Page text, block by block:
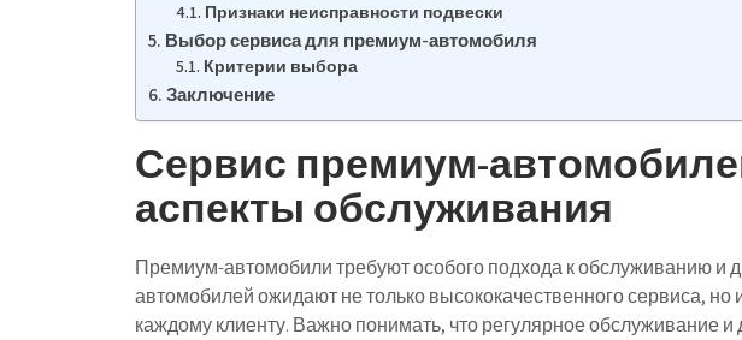
Признаки неисправности подвески
Выбор сервиса для премиум-автомобиля
Критерии выбора
Заключение
Сервис премиум-
аспекты обслуживания
Премиум-автомобили требуют особого подхода к обслуживанию и
автомобилей ожидают не только высококачественного сервиса, но
каждому клиенту. Важно понимать, что регулярное обслуживание и